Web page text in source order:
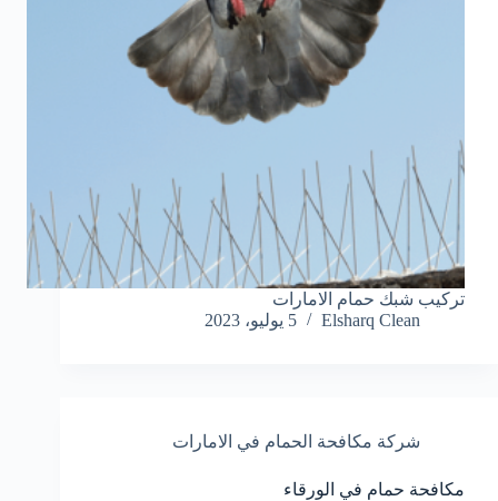
تركيب شبك حمام الامارات
Elsharq Clean
5 يوليو، 2023
شركة مكافحة الحمام في الامارات
مكافحة حمام في الورقاء